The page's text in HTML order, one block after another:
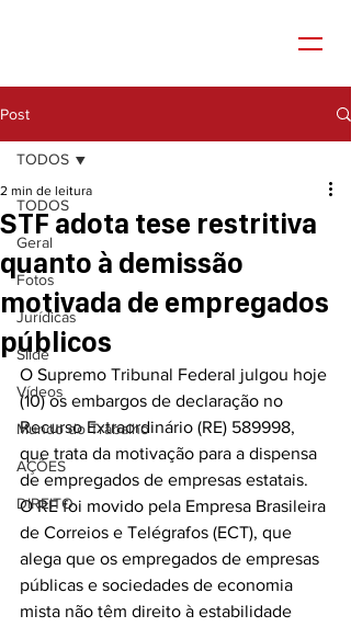
Post
TODOS
Geral
Fotos
Jurídicas
Slide
Vídeos
Mundo do Trabalho
AÇÕES
DIREITO
TODOS
STF adota tese restritiva
quanto à demissão
motivada de empregados
públicos
2 min de leitura
O Supremo Tribunal Federal julgou hoje
(10) os embargos de declaração no
Recurso Extraordinário (RE) 589998,
que trata da motivação para a dispensa
de empregados de empresas estatais.
O RE foi movido pela Empresa Brasileira
de Correios e Telégrafos (ECT), que
alega que os empregados de empresas
públicas e sociedades de economia
mista não têm direito à estabilidade